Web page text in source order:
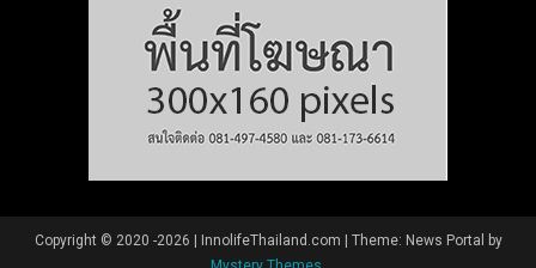
Copyright © 2020 -2026 | InnolifeThailand.com | Theme: News Portal by